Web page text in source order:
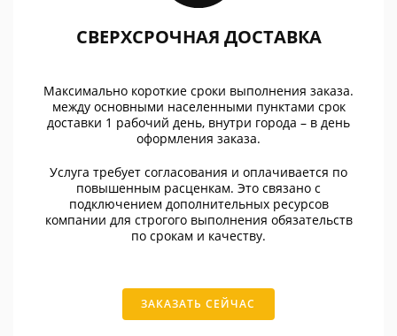
СВЕРХСРОЧНАЯ ДОСТАВКА
Максимально короткие сроки выполнения заказа.
между основными населенными пунктами срок
доставки 1 рабочий день, внутри города – в день
оформления заказа.
Услуга требует согласования и оплачивается по
повышенным расценкам. Это связано с
подключением дополнительных ресурсов
компании для строгого выполнения обязательств
по срокам и качеству.
ЗАКАЗАТЬ СЕЙЧАС